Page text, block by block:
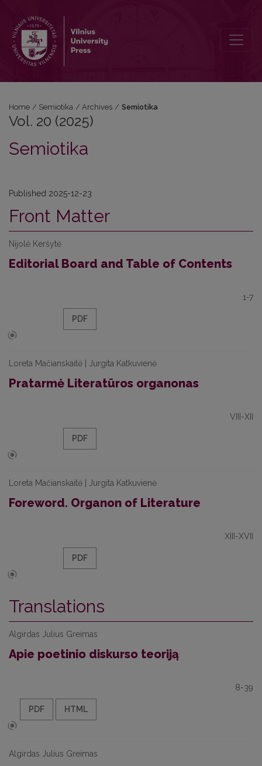
Home / Semiotika / Archives / Semiotika
Vol. 20 (2025)
Semiotika
Published 2025-12-23
Front Matter
Nijolė Keršytė
Editorial Board and Table of Contents
1-7
PDF
Loreta Mačianskaitė | Jurgita Katkuvienė
Pratarmė Literatūros organonas
VIII-XII
PDF
Loreta Mačianskaitė | Jurgita Katkuvienė
Foreword. Organon of Literature
XIII-XVII
PDF
Translations
Algirdas Julius Greimas
Apie poetinio diskurso teoriją
8-39
PDF HTML
Algirdas Julius Greimas